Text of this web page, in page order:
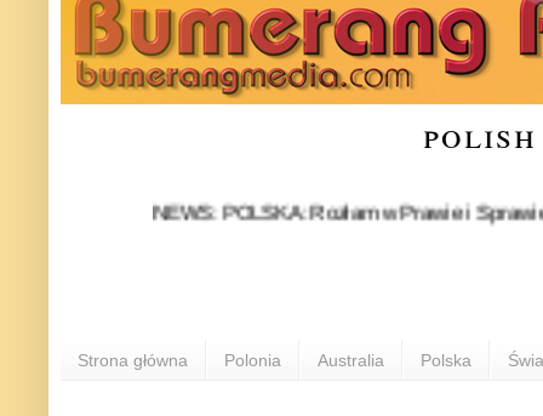
NEWS: POLSKA: Rozłam w Prawie i
Strona główna Polonia Australia Polska